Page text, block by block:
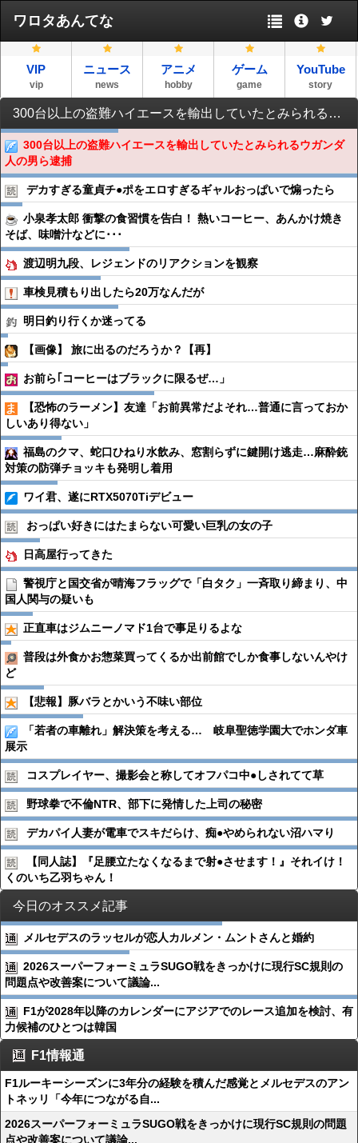
ワロタあんてな
VIP
vip
ニュース
news
アニメ
hobby
ゲーム
game
YouTube
story
300台以上の盗難ハイエースを輸出していたとみられるウガンダ人の男ら逮捕
300台以上の盗難ハイエースを輸出していたとみられるウガンダ
人の男ら逮捕
デカすぎる童貞チ●︎ポをエロすぎるギャルおっぱいで煽ったら
小泉孝太郎 衝撃の食習慣を告白！ 熱いコーヒー、あんかけ焼き
そば、味噌汁などに･･･
渡辺明九段、レジェンドのリアクションを観察
車検見積もり出したら20万なんだが
明日釣り行くか迷ってる
【画像】 旅に出るのだろうか？【再】
お前ら｢コーヒーはブラックに限るぜ…」
【恐怖のラーメン】友達「お前異常だよそれ…普通に言っておか
しいあり得ない」
福島のクマ、蛇口ひねり水飲み、窓割らずに鍵開け逃走…麻酔銃
対策の防弾チョッキも発明し着用
ワイ君、遂にRTX5070Tiデビュー
おっぱい好きにはたまらない可愛い巨乳の女の子
日高屋行ってきた
警視庁と国交省が晴海フラッグで「白タク」一斉取り締まり、中
国人関与の疑いも
正直車はジムニーノマド1台で事足りるよな
普段は外食かお惣菜買ってくるか出前館でしか食事しないんやけ
ど
【悲報】豚バラとかいう不味い部位
「若者の車離れ」解決策を考える… 岐阜聖徳学園大でホンダ車
展示
コスプレイヤー、撮影会と称してオフパコ中●︎しされてて草
野球拳で不倫NTR、部下に発情した上司の秘密
デカパイ人妻が電車でスキだらけ、痴●︎やめられない沼ハマり
【同人誌】『足腰立たなくなるまで射●︎させます！』それイけ！
くのいち乙羽ちゃん！
今日のオススメ記事
メルセデスのラッセルが恋人カルメン・ムントさんと婚約
2026スーパーフォーミュラSUGO戦をきっかけに現行SC規則の
問題点や改善案について議論...
F1が2028年以降のカレンダーにアジアでのレース追加を検討、有
力候補のひとつは韓国
F1情報通
F1ルーキーシーズンに3年分の経験を積んだ感覚とメルセデスのアン
トネッリ「今年につながる自...
2026スーパーフォーミュラSUGO戦をきっかけに現行SC規則の問題
点や改善案について議論...